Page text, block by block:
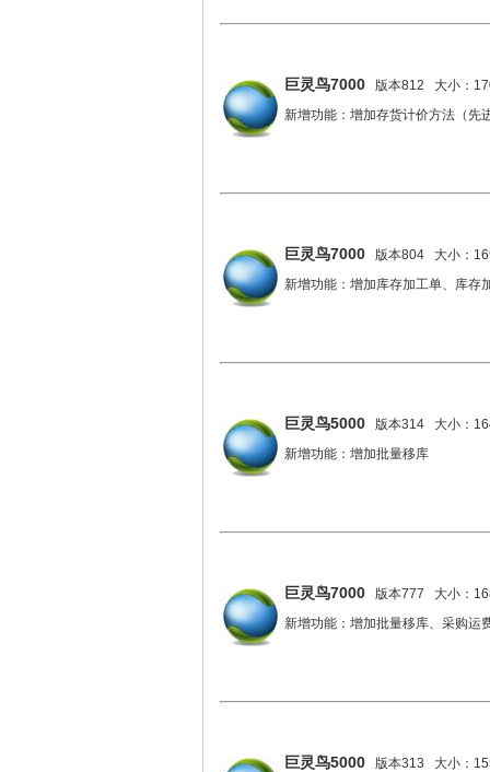
巨灵鸟7000 版本812 大小：
新增功能：增加存货计价方法（先
巨灵鸟7000 版本804 大小：
新增功能：增加库存加工单、库存
巨灵鸟5000 版本314 大小：
新增功能：增加批量移库
巨灵鸟7000 版本777 大小：
新增功能：增加批量移库、采购运
巨灵鸟5000 版本313 大小：